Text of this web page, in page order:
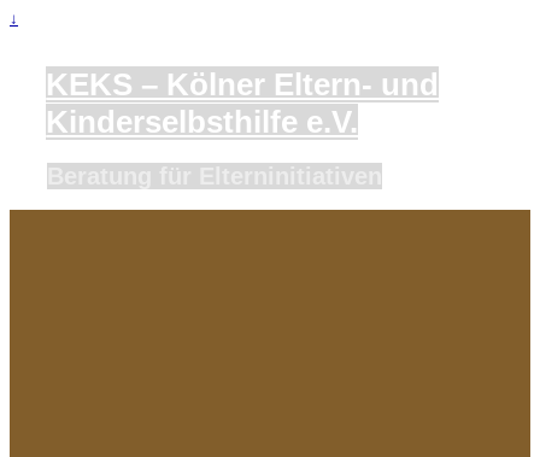
↓
KEKS – Kölner Eltern- und
Kinderselbsthilfe e.V.